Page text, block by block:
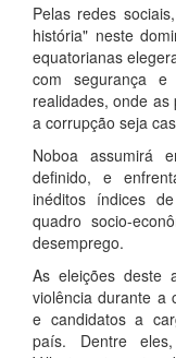
Pelas redes
história" neste
equatorianas
com segurança
realidades, onde
a corrupção seja
Noboa assumirá
definido, e
inéditos índices
quadro socio-
desemprego.
As eleições deste
violência durante a
e candidatos a
país. Dentre